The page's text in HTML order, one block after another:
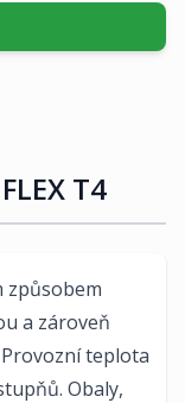
T4
způsobem
a zároveň
teplota
Obaly,